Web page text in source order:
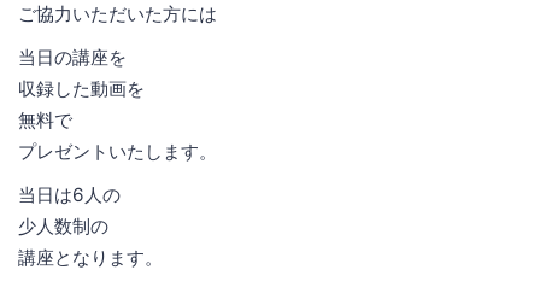
ご協力いただいた方には
当日の講座を
収録した動画を
無料で
プレゼントいたします。
当日は6人の
少人数制の
講座となります。